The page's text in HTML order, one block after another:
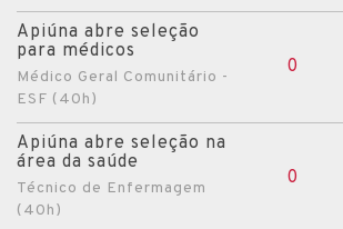
Apiúna abre seleção
para médicos
Médico Geral Comunitário -
ESF (40h)
0
Apiúna abre seleção na
área da saúde
Técnico de Enfermagem
(40h)
0